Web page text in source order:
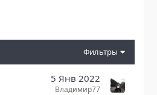
Фильтры
5 Янв 2022
Владимир77